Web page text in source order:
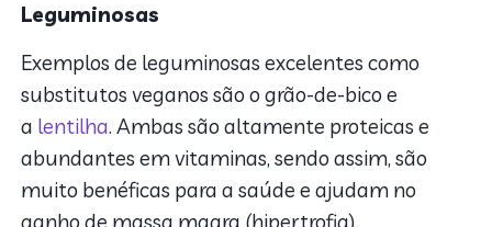
Leguminosas
Exemplos de leguminosas excelentes como
substitutos veganos são o grão-de-bico e
a lentilha. Ambas são altamente proteicas e
abundantes em vitaminas, sendo assim, são
muito benéficas para a saúde e ajudam no
ganho de massa magra (hipertrofia).